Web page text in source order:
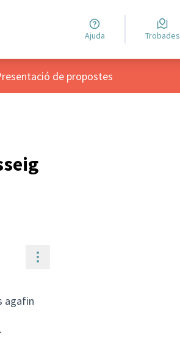
Ajuda Trobades
de propostes
Controls de recursos
agafin